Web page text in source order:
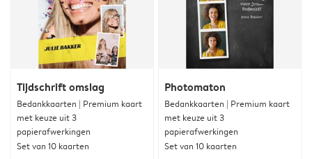
Tijdschrift omslag
Bedankkaarten | Premium kaart
met keuze uit 3
papierafwerkingen
Set van 10 kaarten
Photomaton
Bedankkaarten | Premium kaart
met keuze uit 3
papierafwerkingen
Set van 10 kaarten